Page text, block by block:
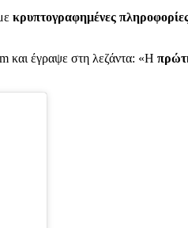
κρυπτογραφημένες
και έγραψε στη λεζάντα: «Η